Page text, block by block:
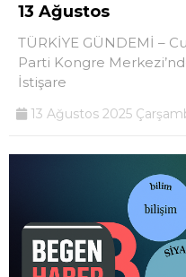
13 Ağustos
TÜRKİYE GÜNDEMİ –
Parti Kongre
İstişare
13 Ağustos 2025